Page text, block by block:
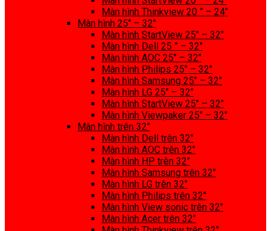
Màn hình Thinkview 20 ” – 24″
Màn hình 25″ – 32″
Màn hình StartView 25″ – 32″
Màn hình Dell 25 ” – 32″
Màn hình AOC 25″ – 32″
Màn hình Philips 25″ – 32″
Màn hình Samsung 25″ – 32″
Màn hình LG 25″ – 32″
Màn hình StartView 25″ – 32″
Màn hình Viewpaker 25″ – 32″
Màn hình trên 32″
Màn hình Dell trên 32″
Màn hình AOC trên 32″
Màn hình HP trên 32″
Màn hình Samsung trên 32″
Màn hình LG trên 32″
Màn hình Philips trên 32″
Màn hình View sonic trên 32″
Màn hình Acer trên 32″